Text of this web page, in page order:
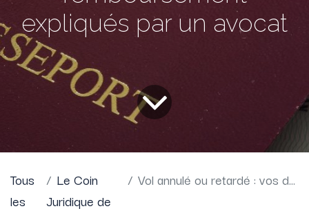
expliqués par un avocat
Tous
les
Le Coin
Juridique de
Vol annulé ou retardé : vos droits au remboursement expliqués par un avocat